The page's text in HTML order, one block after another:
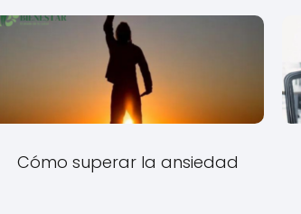
Cómo superar la ansiedad